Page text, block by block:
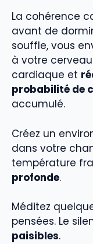
La cohérence
avant de
souffle, vous
à votre
cardiaque et
probabilité de
accumulé.
Créez un
dans votre
température
profonde.
Méditez
pensées. Le
paisibles.